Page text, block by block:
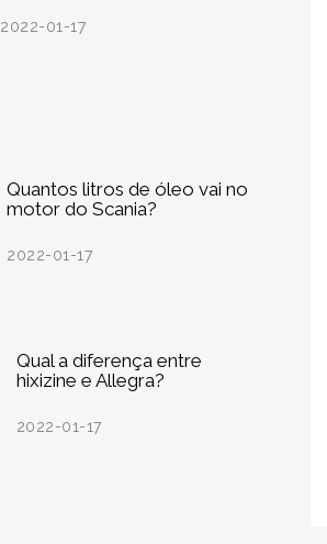
2022-01-17
Quantos litros de óleo vai no
motor do Scania?
2022-01-17
Qual a diferença entre
hixizine e Allegra?
2022-01-17